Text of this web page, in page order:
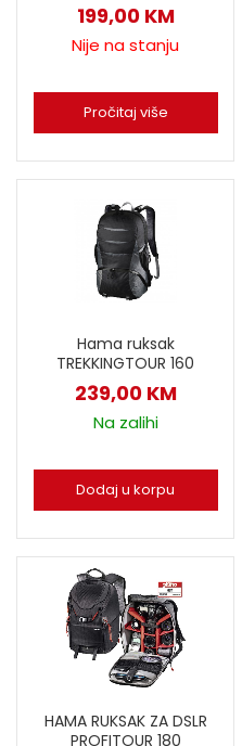
199,00 KM
Nije na stanju
Pročitaj više
Hama ruksak
TREKKINGTOUR 160
239,00 KM
Na zalihi
Dodaj u korpu
HAMA RUKSAK ZA DSLR
PROFITOUR 180